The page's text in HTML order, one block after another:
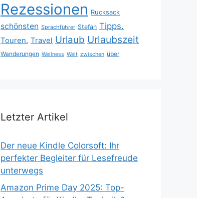
Rezessionen Rucksack
schönsten Sprachführer Stefan Tipps.
Touren. Travel Urlaub Urlaubszeit
Wanderungen Wellness Welt zwischen über
Letzter Artikel
Der neue Kindle Colorsoft: Ihr
perfekter Begleiter für Lesefreude
unterwegs
Amazon Prime Day 2025: Top-